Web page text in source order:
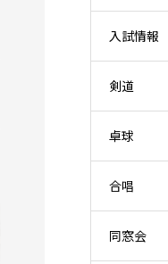
入試情報
剣道
卓球
合唱
同窓会